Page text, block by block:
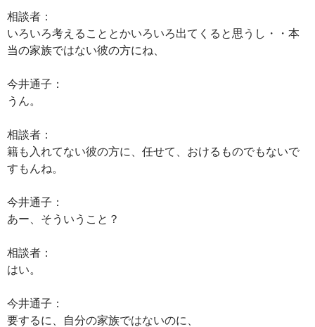
相談者：
いろいろ考えることとかいろいろ出てくると思うし・・本
当の家族ではない彼の方にね、
今井通子：
うん。
相談者：
籍も入れてない彼の方に、任せて、おけるものでもないで
すもんね。
今井通子：
あー、そういうこと？
相談者：
はい。
今井通子：
要するに、自分の家族ではないのに、